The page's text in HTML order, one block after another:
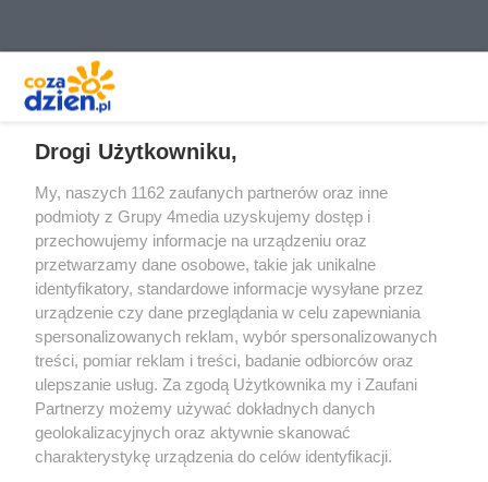
Redakcja Reklama Prywatność
Praca Łódź
the:protocol
Drogi Użytkowniku,
My, naszych 1162 zaufanych partnerów oraz inne
podmioty z Grupy 4media uzyskujemy dostęp i
przechowujemy informacje na urządzeniu oraz
przetwarzamy dane osobowe, takie jak unikalne
identyfikatory, standardowe informacje wysyłane przez
urządzenie czy dane przeglądania w celu zapewniania
spersonalizowanych reklam, wybór spersonalizowanych
treści, pomiar reklam i treści, badanie odbiorców oraz
ulepszanie usług. Za zgodą Użytkownika my i Zaufani
Partnerzy możemy używać dokładnych danych
geolokalizacyjnych oraz aktywnie skanować
charakterystykę urządzenia do celów identyfikacji.